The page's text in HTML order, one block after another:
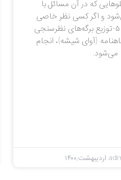
که در آن مسائل با
و اگر کسی نظر خاصی
دارد ارائه می‌دهد) ۵-توزیع برگه‌های نظرسنجی
(آوای شیشه)، انجام
می‌شود.